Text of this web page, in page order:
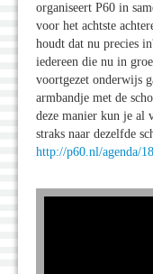
organiseert P60 in
voor het achtste
houdt dat nu precies
iedereen die nu in
voortgezet onderwijs
armbandje met de
deze manier kun je al
straks naar dezelfde
http://p60.nl/agenda/